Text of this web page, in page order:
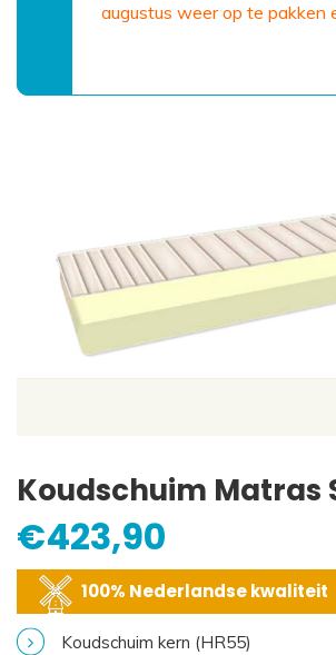
augustus weer op te pakken
Koudschuim Matras
€423,90
100% Nederlandse kwaliteit
Koudschuim kern (HR55)